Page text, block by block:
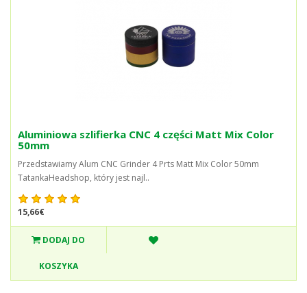
Aluminiowa szlifierka CNC 4 części Matt Mix Color
50mm
Przedstawiamy Alum CNC Grinder 4 Prts Matt Mix Color 50mm
TatankaHeadshop, który jest najl..
15,66€
DODAJ DO
KOSZYKA